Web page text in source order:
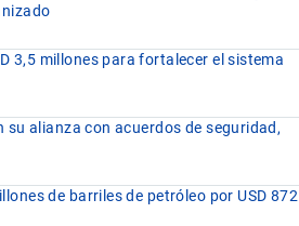
3,5 millones para fortalecer el sistema
su alianza con acuerdos de seguridad,
de barriles de petróleo por USD 872